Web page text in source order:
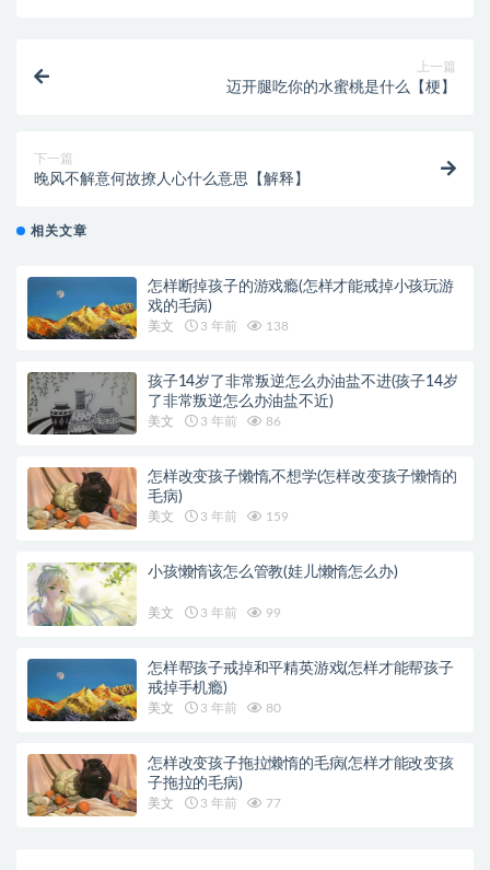
上一篇
迈开腿吃你的水蜜桃是什么【梗】
下一篇
晚风不解意何故撩人心什么意思【解释】
相关文章
怎样断掉孩子的游戏瘾(怎样才能戒掉小孩玩游
戏的毛病)
美文 3 年前 138
孩子14岁了非常叛逆怎么办油盐不进(孩子14岁
了非常叛逆怎么办油盐不近)
美文 3 年前 86
怎样改变孩子懒惰,不想学(怎样改变孩子懒惰的
毛病)
美文 3 年前 159
小孩懒惰该怎么管教(娃儿懒惰怎么办)
美文 3 年前 99
怎样帮孩子戒掉和平精英游戏(怎样才能帮孩子
戒掉手机瘾)
美文 3 年前 80
怎样改变孩子拖拉懒惰的毛病(怎样才能改变孩
子拖拉的毛病)
美文 3 年前 77